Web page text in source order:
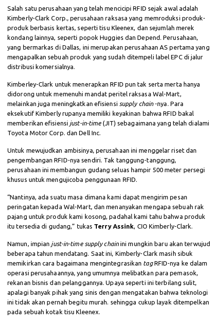
Salah satu perusahaan yang telah mencicipi RFID sejak awal adalah
Kimberly-Clark Corp., perusahaan raksasa yang memroduksi produk-
produk berbasis kertas, seperti tisu Kleenex, dan sejumlah merek
kondang lainnya, seperti popok Huggies dan Depend. Perusahaan,
yang bermarkas di Dallas, ini merupakan perusahaan AS pertama yang
mengapalkan sebuah produk yang sudah ditempeli label EPC di jalur
distribusi komersialnya.
Kimberley-Clark untuk menerapkan RFID pun tak serta merta hanya
didorong untuk memenuhi mandat peritel raksasa Wal-Mart,
melainkan juga meningkatkan efisiensi supply chain -nya. Para
eksekutif Kimberly rupanya memiliki keyakinan bahwa RFID bakal
memberikan efisiensi just-in-time(JIT) sebagaimana yang telah dialami
Toyota Motor Corp. dan Dell Inc.
Untuk mewujudkan ambisinya, perusahaan ini menggelar riset dan
pengembangan RFID-nya sendiri. Tak tanggung-tanggung,
perusahaan ini membangun gudang seluas hampir 500 meter persegi
khusus untuk mengujicoba penggunaan RFID.
“Nantinya, ada suatu masa dimana kami dapat mengirim pesan
peringatan kepada Wal-Mart, dan menanyakan mengapa sebuah rak
pajang untuk produk kami kosong, padahal kami tahu bahwa produk
itu tersedia di gudang,” tukas Terry Assink, CIO Kimberly-Clark.
Namun, impian just-in-time supply chainini mungkin baru akan terwujud
beberapa tahun mendatang. Saat ini, Kimberly-Clark masih sibuk
memikirkan cara bagaimana mengintegrasikan tagRFID-nya ke dalam
operasi perusahaannya, yang umumnya melibatkan para pemasok,
rekanan bisnis dan pelanggannya. Upaya seperti ini terbilang sulit,
apalagi banyak pihak yang sinis dengan mengatakan bahwa teknologi
ini tidak akan pernah begitu murah. sehingga cukup layak ditempelkan
pada sebuah kotak tisu Kleenex.